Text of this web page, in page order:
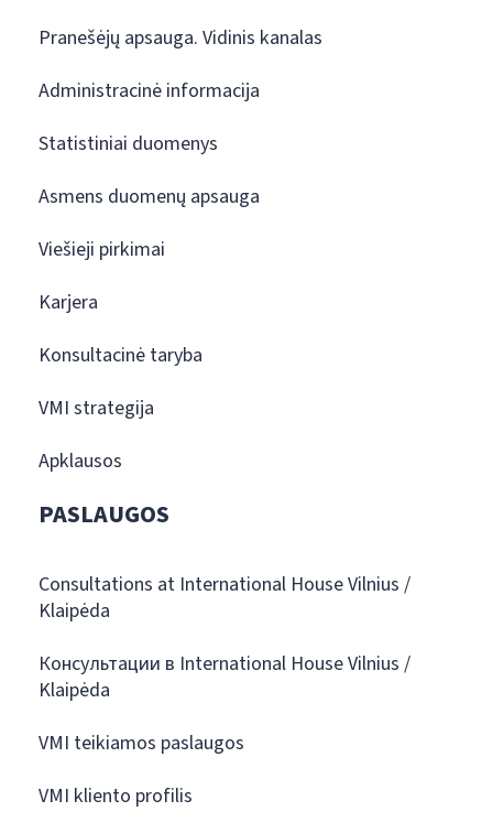
Pranešėjų apsauga. Vidinis kanalas
Administracinė informacija
Statistiniai duomenys
Asmens duomenų apsauga
Viešieji pirkimai
Karjera
Konsultacinė taryba
VMI strategija
Apklausos
PASLAUGOS
Consultations at International House Vilnius /
Klaipėda
Консультации в International House Vilnius /
Klaipėda
VMI teikiamos paslaugos
VMI kliento profilis